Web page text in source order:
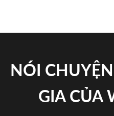
NÓI
GIA CỦA